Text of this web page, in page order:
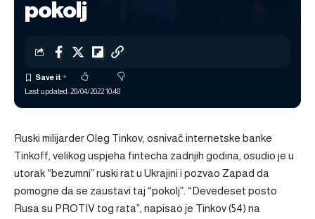
pokolj
Last updated: 20/04/2022 10:48
Ruski milijarder Oleg Tinkov, osnivač internetske banke
Tinkoff, velikog uspjeha fintecha zadnjih godina, osudio je u
utorak “bezumni” ruski rat u Ukrajini i pozvao Zapad da
pomogne da se zaustavi taj “pokolj”. “Devedeset posto
Rusa su PROTIV tog rata”, napisao je Tinkov (54) na